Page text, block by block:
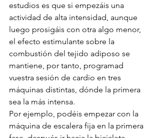
estudios es que si empezáis una
actividad de alta intensidad, aunque
luego prosigáis con otra algo menor,
el efecto estimulante sobre la
combustión del tejido adiposo se
mantiene, por tanto, programad
vuestra sesión de cardio en tres
máquinas distintas, dónde la primera
sea la más intensa.
Por ejemplo, podéis empezar con la
máquina de escalera fija en la primera